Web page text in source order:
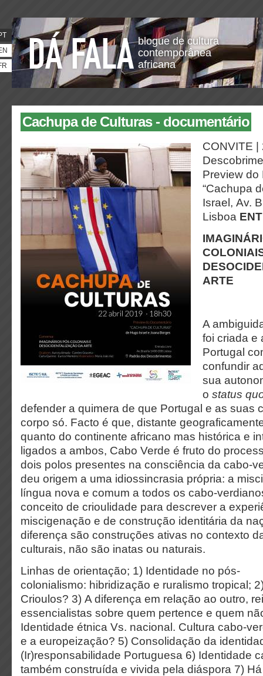
blogue de cultura
contemporânea
africana
Cachupa de Culturas - documentário
CONVITE |
Preview do
“Cachupa
Israel, Av.
Lisboa
ARTE
A
foi criada e
Portugal
confundir
sua
o status
defender a quimera de que Portugal e as suas
corpo só. Facto é que, distante
quanto do continente africano mas histórica e
ligados a ambos, Cabo Verde é fruto do
dois polos presentes na consciência da cabo-
deu origem a uma idiossincrasia própria: a
língua nova e comum a todos os cabo-
conceito de crioulidade para descrever a
miscigenação e de construção identitária da
diferença são construções ativas no contexto
culturais, não são inatas ou naturais.
Linhas de orientação; 1) Identidade no pós-
colonialismo: hibridização e ruralismo tropical;
Crioulos? 3) A diferença em relação ao outro,
essencialistas sobre quem pertence e quem
Identidade étnica Vs. nacional. Cultura cabo-
e a europeização? 5) Consolidação da
(Ir)responsabilidade Portuguesa 6) Identidade
também construída e vivida pela diáspora 7)